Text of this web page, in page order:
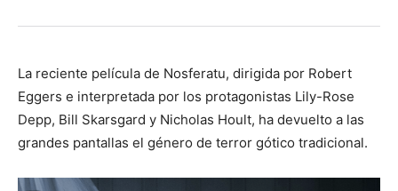
La reciente película de Nosferatu, dirigida por Robert
Eggers e interpretada por los protagonistas Lily-Rose
Depp, Bill Skarsgard y Nicholas Hoult, ha devuelto a las
grandes pantallas el género de terror gótico tradicional.